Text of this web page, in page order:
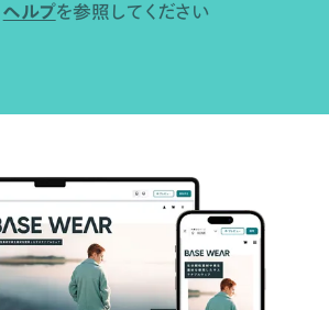
ヘルプを参照してください